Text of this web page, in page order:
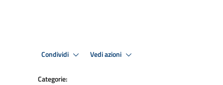
Condividi Vedi azioni
Categorie: